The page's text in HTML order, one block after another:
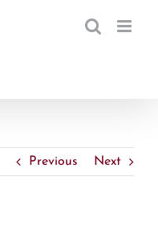
Previous Next